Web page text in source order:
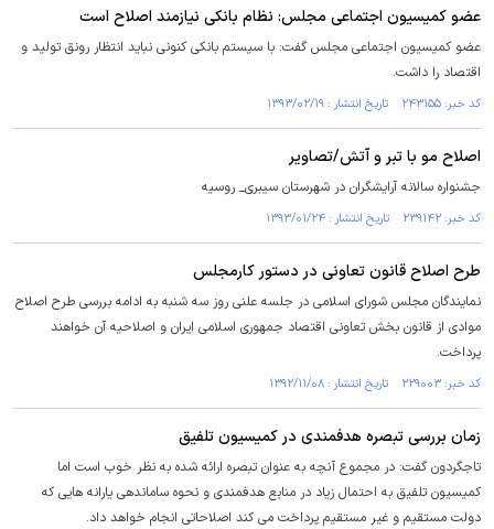
عضو کمیسیون اجتماعی مجلس: نظام بانکی نیازمند اصلاح است
عضو کمیسیون اجتماعی مجلس گفت: با سیستم بانکی کنونی نباید انتظار رونق تولید و
اقتصاد را داشت.
کد خبر: ۲۴۳۱۵۵ تاریخ انتشار : ۱۳۹۳/۰۲/۱۹
اصلاح مو با تبر و آتش/تصاویر
جشنواره سالانه آرایشگران در شهرستان سیبری_ روسیه
کد خبر: ۲۳۹۱۴۲ تاریخ انتشار : ۱۳۹۳/۰۱/۲۴
طرح اصلاح قانون تعاونی در دستور کارمجلس
نمایندگان مجلس شورای اسلامی در جلسه علنی روز سه شنبه به ادامه بررسی طرح اصلاح
موادی از قانون بخش تعاونی اقتصاد جمهوری اسلامی ایران و اصلاحیه آن خواهند
پرداخت.
کد خبر: ۲۲۹۰۰۳ تاریخ انتشار : ۱۳۹۲/۱۱/۰۸
زمان بررسی تبصره هدفمندی در کمیسیون تلفیق
تاجگردون گفت: در مجموع آنچه به عنوان تبصره ارائه شده به نظر خوب است اما
کمیسیون تلفیق به احتمال زیاد در منابع هدفمندی و نحوه ساماندهی یارانه هایی که
دولت مستقیم و غیر مستقیم پرداخت می کند اصلاحاتی انجام خواهد داد.